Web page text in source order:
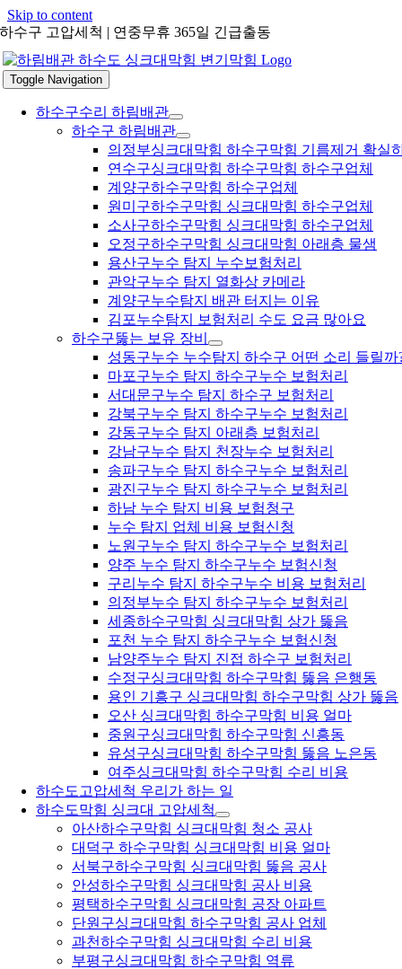
Skip to content
하수구 고압세척 | 연중무휴 365일 긴급출동
Toggle Navigation
하수구수리 하림배관
하수구 하림배관
의정부싱크대막힘 하수구막힘 기름제거 확실
연수구싱크대막힘 하수구막힘 하수구업체
계양구하수구막힘 하수구업체
원미구하수구막힘 싱크대막힘 하수구업체
소사구하수구막힘 싱크대막힘 하수구업체
오정구하수구막힘 싱크대막힘 아래층 물샘
용산구누수 탐지 누수보험처리
관악구누수 탐지 열화상 카메라
계양구누수탐지 배관 터지는 이유
김포누수탐지 보험처리 수도 요금 많아요
하수구뚫는 보유 장비
성동구누수 누수탐지 하수구 어떤 소리 들릴까
마포구누수 탐지 하수구누수 보험처리
서대문구누수 탐지 하수구 보험처리
강북구누수 탐지 하수구누수 보험처리
강동구누수 탐지 아래층 보험처리
강남구누수 탐지 천장누수 보험처리
송파구누수 탐지 하수구누수 보험처리
광진구누수 탐지 하수구누수 보험처리
하남 누수 탐지 비용 보험청구
누수 탐지 업체 비용 보험신청
노원구누수 탐지 하수구누수 보험처리
양주 누수 탐지 하수구누수 보험신청
구리누수 탐지 하수구누수 비용 보험처리
의정부누수 탐지 하수구누수 보험처리
세종하수구막힘 싱크대막힘 상가 뚫음
포천 누수 탐지 하수구누수 보험신청
남양주누수 탐지 진접 하수구 보험처리
수정구싱크대막힘 하수구막힘 뚫음 은행동
용인 기흥구 싱크대막힘 하수구막힘 상가 뚫음
오산 싱크대막힘 하수구막힘 비용 얼마
중원구싱크대막힘 하수구막힘 신흥동
유성구싱크대막힘 하수구막힘 뚫음 노은동
여주싱크대막힘 하수구막힘 수리 비용
하수도고압세척 우리가 하는 일
하수도막힘 싱크대 고압세척
아산하수구막힘 싱크대막힘 청소 공사
대덕구 하수구막힘 싱크대막힘 비용 얼마
서북구하수구막힘 싱크대막힘 뚫음 공사
안성하수구막힘 싱크대막힘 공사 비용
평택하수구막힘 싱크대막힘 공장 아파트
단원구싱크대막힘 하수구막힘 공사 업체
과천하수구막힘 싱크대막힘 수리 비용
부평구싱크대막힘 하수구막힘 역류